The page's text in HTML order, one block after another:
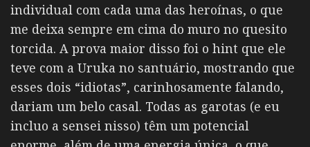
individual com cada uma das heroínas, o que
me deixa sempre em cima do muro no quesito
torcida. A prova maior disso foi o hint que ele
teve com a Uruka no santuário, mostrando que
esses dois “idiotas”, carinhosamente falando,
dariam um belo casal. Todas as garotas (e eu
incluo a sensei nisso) têm um potencial